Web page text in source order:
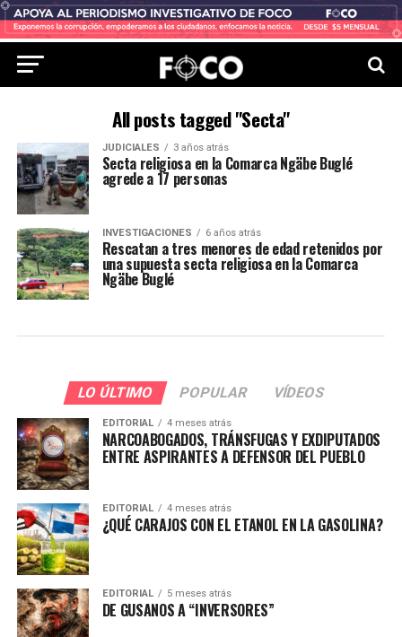
All posts tagged "Secta"
JUDICIALES 3 años atrás
Secta religiosa en la Comarca Ngäbe Buglé
agrede a 17 personas
INVESTIGACIONES 6 años atrás
Rescatan a tres menores de edad retenidos por
una supuesta secta religiosa en la Comarca
Ngäbe Buglé
LO ÚLTIMO POPULAR VÍDEOS
EDITORIAL 4 meses atrás
NARCOABOGADOS, TRÁNSFUGAS Y EXDIPUTADOS
ENTRE ASPIRANTES A DEFENSOR DEL PUEBLO
EDITORIAL 4 meses atrás
¿QUÉ CARAJOS CON EL ETANOL EN LA GASOLINA?
EDITORIAL 5 meses atrás
DE GUSANOS A “INVERSORES”